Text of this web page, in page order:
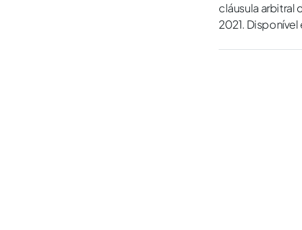
cláusula arbitral
2021. Disponível